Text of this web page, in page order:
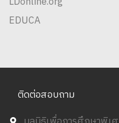
EDUCA
ติดต่อสอบถาม